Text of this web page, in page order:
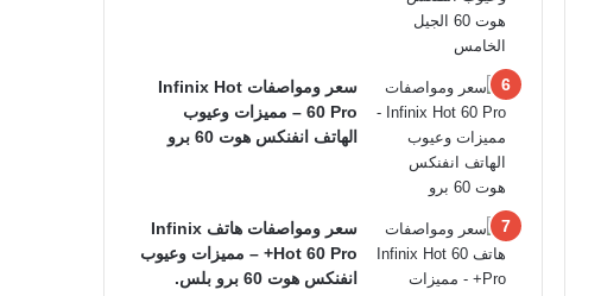
سعر ومواصفات Infinix Hot
60 Pro – مميزات وعيوب
الهاتف انفنكس هوت 60 برو
سعر ومواصفات هاتف Infinix
Hot 60 Pro+ – مميزات وعيوب
انفنكس هوت 60 برو بلس.